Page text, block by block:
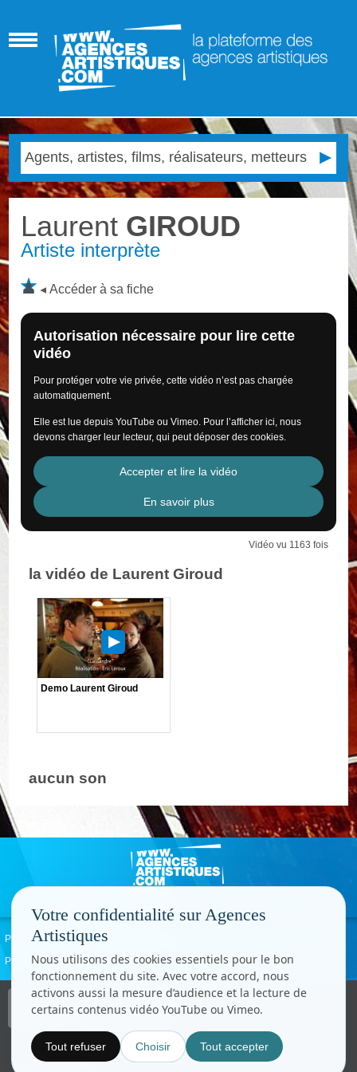
Laurent GIROUD
Artiste interprète
Accéder à sa fiche
Autorisation nécessaire pour lire cette
vidéo
Pour protéger votre vie privée, cette vidéo n’est pas chargée
automatiquement.
Elle est lue depuis YouTube ou Vimeo. Pour l’afficher ici, nous
devons charger leur lecteur, qui peut déposer des cookies.
Accepter et lire la vidéo
En savoir plus
Vidéo vu 1163 fois
la vidéo de Laurent Giroud
Demo Laurent Giroud
aucun son
Politique de confidentialité
Paramètres cookies
Copyright © CC.Comunication
Tous droits réservés
Votre confidentialité sur Agences
Artistiques
Nous utilisons des cookies essentiels pour le bon
fonctionnement du site. Avec votre accord, nous
activons aussi la mesure d’audience et la lecture de
certains contenus vidéo YouTube ou Vimeo.
Tout refuser Choisir Tout accepter